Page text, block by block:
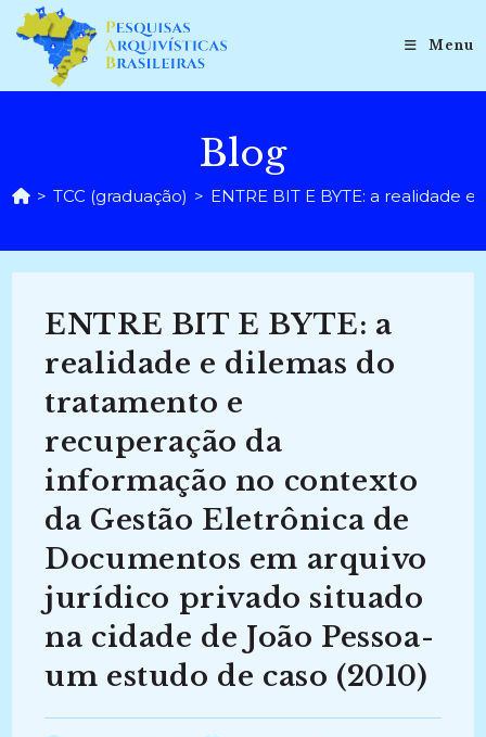
para
conteúdo
Menu
Blog
> TCC (graduação) > ENTRE BIT E BYTE: a
ENTRE BIT E BYTE: a
realidade e dilemas do
tratamento e
recuperação da
informação no contexto
da Gestão Eletrônica de
Documentos em arquivo
jurídico privado situado
na cidade de João Pessoa-
um estudo de caso (2010)